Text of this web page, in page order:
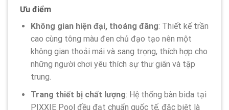
Ưu điểm
Không gian hiện đại, thoáng đãng: Thiết kế trần
cao cùng tông màu đen chủ đạo tạo nên một
không gian thoải mái và sang trọng, thích hợp cho
những người chơi yêu thích sự thư giãn và tập
trung.
Trang thiết bị chất lượng: Hệ thống bàn bida tại
PIXXIE Pool đều đạt chuẩn quốc tế, đặc biệt là